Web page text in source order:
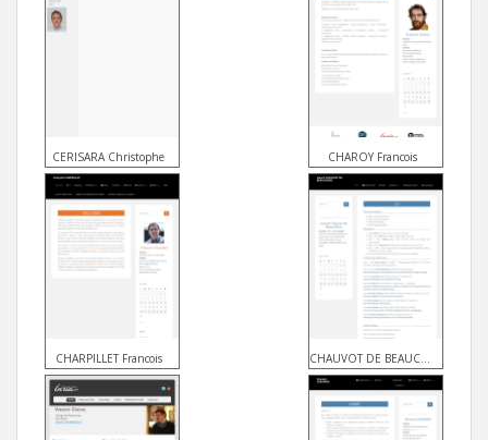
CERISARA Christophe CHAROY Francois
CHARPILLET Francois